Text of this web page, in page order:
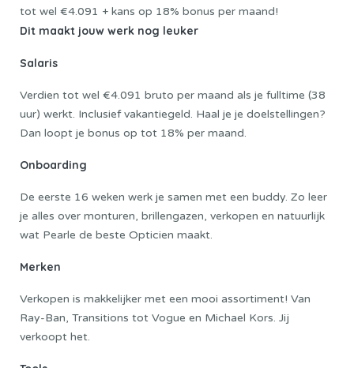
tot wel €4.091 + kans op 18% bonus per maand!
Dit maakt jouw werk nog leuker
Salaris
Verdien tot wel €4.091 bruto per maand als je fulltime (38
uur) werkt. Inclusief vakantiegeld. Haal je je doelstellingen?
Dan loopt je bonus op tot 18% per maand.
Onboarding
De eerste 16 weken werk je samen met een buddy. Zo leer
je alles over monturen, brillengazen, verkopen en natuurlijk
wat Pearle de beste Opticien maakt.
Merken
Verkopen is makkelijker met een mooi assortiment! Van
Ray-Ban, Transitions tot Vogue en Michael Kors. Jij
verkoopt het.